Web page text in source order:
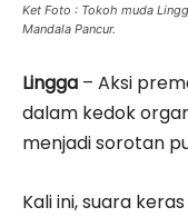
Ket Foto : Tokoh muda
Mandala Pancur.
Lingga – Aksi
dalam kedok
menjadi sorotan
Kali ini, suara